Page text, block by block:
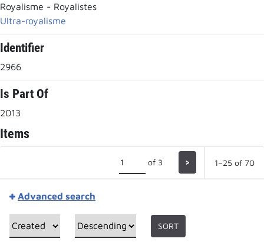
Royalisme - Royalistes
Ultra-royalisme
Identifier
2966
Is Part Of
2013
Items
of 3 > 1–25 of 70
Advanced search
SORT